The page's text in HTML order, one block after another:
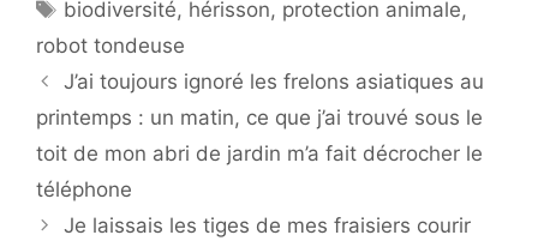
biodiversité, hérisson, protection animale,
robot tondeuse
J’ai toujours ignoré les frelons asiatiques au
printemps : un matin, ce que j’ai trouvé sous le
toit de mon abri de jardin m’a fait décrocher le
téléphone
Je laissais les tiges de mes fraisiers courir